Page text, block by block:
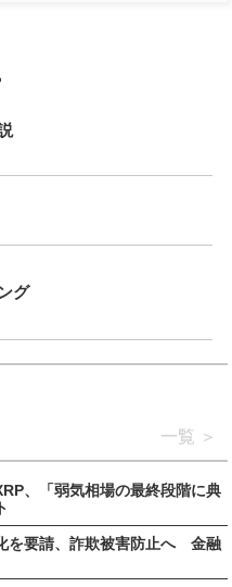
グ
一覧
、「弱気相場の最終段階に典
を要請、詐欺被害防止へ 金融